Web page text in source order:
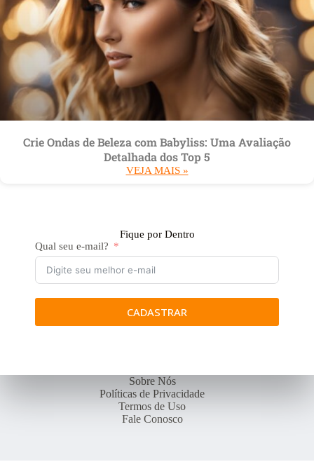
Crie Ondas de Beleza com Babyliss: Uma Avaliação
Detalhada dos Top 5
VEJA MAIS »
Fique por Dentro
Qual seu e-mail?
CADASTRAR
Sobre Nós
Políticas de Privacidade
Termos de Uso
Fale Conosco